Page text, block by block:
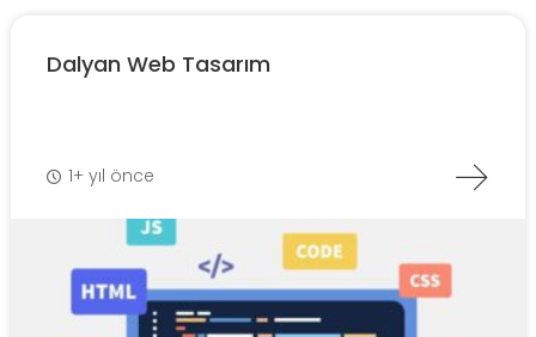
Dalyan Web Tasarım
1+ yıl önce